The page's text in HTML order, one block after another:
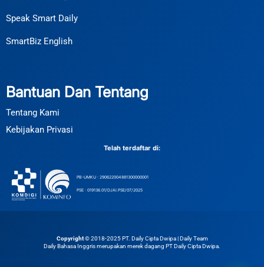
Speak Smart Daily
SmartBiz English
Bantuan Dan Tentang
Tentang Kami
Kebijakan Privasi
Telah terdaftar di:
PB-UMKU : 290622004881300000001
PSE : 019136.01/DJAI.PSE/07/2025
Copyright ©2018-2025 PT. Daily Cipta Dwipa | Daily Team
Daily Bahasa Inggris merupakan merek dagang PT Daily Cipta Dwipa.